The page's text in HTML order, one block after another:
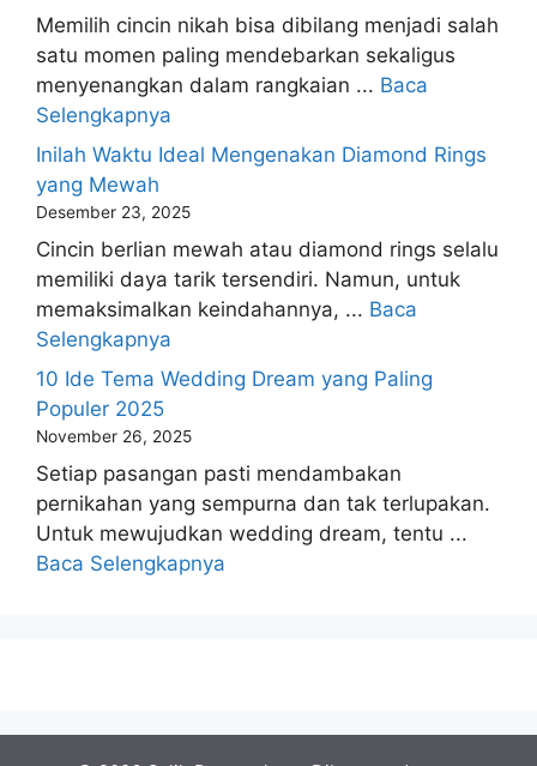
Memilih cincin nikah bisa dibilang menjadi salah
satu momen paling mendebarkan sekaligus
menyenangkan dalam rangkaian ... Baca
Selengkapnya
Inilah Waktu Ideal Mengenakan Diamond Rings
yang Mewah
Desember 23, 2025
Cincin berlian mewah atau diamond rings selalu
memiliki daya tarik tersendiri. Namun, untuk
memaksimalkan keindahannya, ... Baca
Selengkapnya
10 Ide Tema Wedding Dream yang Paling
Populer 2025
November 26, 2025
Setiap pasangan pasti mendambakan
pernikahan yang sempurna dan tak terlupakan.
Untuk mewujudkan wedding dream, tentu ...
Baca Selengkapnya